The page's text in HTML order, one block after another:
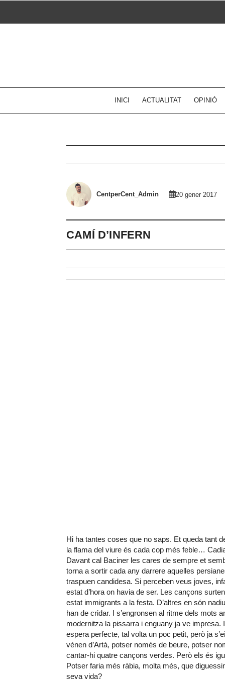
INICI ACTUALITAT OPINIÓ
CentperCent_Admin 20 gener 2017
CAMÍ D’INFERN
Hi ha tantes coses que no saps. Et queda tant
la flama del viure és cada cop més feble…
Davant cal Baciner les cares de sempre et
torna a sortir cada any darrere aquelles
traspuen candidesa. Si perceben veus joves,
estat d’hora on havia de ser. Les cançons
estat immigrants a la festa. D’altres en són
han de cridar. I s’engronsen al ritme dels mots
modernitza la pissarra i enguany ja ve
espera perfecte, tal volta un poc petit, però ja
vénen d’Artà, potser només de beure, potser
cantar-hi quatre cançons verdes. Però els és
Potser faria més ràbia, molta més, que
seva vida?